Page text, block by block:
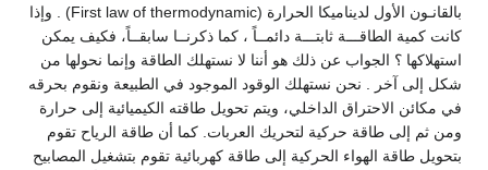
بالقانـون الأول لديناميكا الحرارة (First law of thermodynamic) . وإذا
كانت كمية الطاقـــة ثابتـــة دائمــاً ، كما ذكرنــا سابقــاً، فكيف يمكن
استهلاكها ؟ الجواب عن ذلك هو أننا لا نستهلك الطاقة وإنما نحولها من
شكل إلى آخر . نحن نستهلك الوقود الموجود في الطبيعة ونقوم بحرقه
في مكائن الاحتراق الداخلي، ويتم تحويل طاقته الكيميائية إلى حرارة
ومن ثم إلى طاقة حركية لتحريك العربات. كما أن طاقة الرياح تقوم
بتحويل طاقة الهواء الحركية إلى طاقة كهربائية تقوم بتشغيل المصابيح